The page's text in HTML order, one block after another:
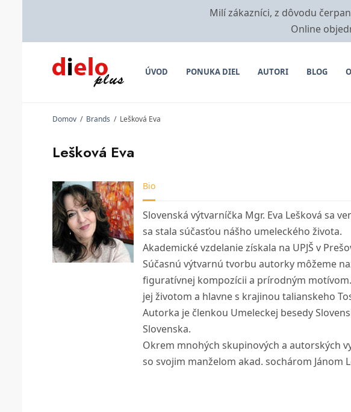
Milí zákazníci, z dôvodu
Online
ÚVOD PONUKA DIEL AUTORI BLOG
Domov / Brands / Lešková Eva
Lešková Eva
Bio
Slovenská výtvarníčka Mgr. Eva Lešková sa
sa stala súčasťou nášho umeleckého života.
Akademické vzdelanie získala na UPJŠ v
Súčasnú výtvarnú tvorbu autorky môžeme
figuratívnej kompozícii a prírodným
jej životom a hlavne s krajinou talianskeho
Autorka je členkou Umeleckej besedy
Slovenska.
Okrem mnohých skupinových a autorských
so svojim manželom akad. sochárom Jánom